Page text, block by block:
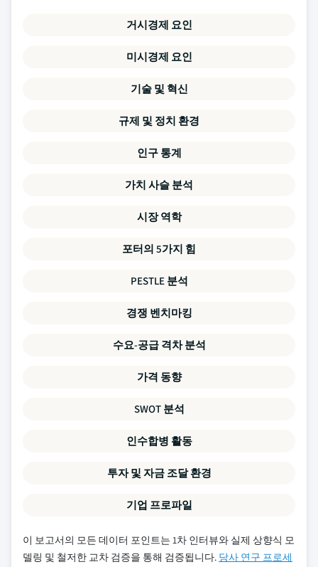
거시경제 요인
미시경제 요인
기술 및 혁신
규제 및 정치 환경
인구 통계
가치 사슬 분석
시장 역학
포터의 5가지 힘
PESTLE 분석
경쟁 벤치마킹
수요-공급 격차 분석
가격 동향
SWOT 분석
인수합병 활동
투자 및 자금 조달 환경
기업 프로파일
이 보고서의 모든 데이터 포인트는 1차 인터뷰와 실제 상향식 모
델링 및 철저한 교차 검증을 통해 검증됩니다. 당사 연구 프로세